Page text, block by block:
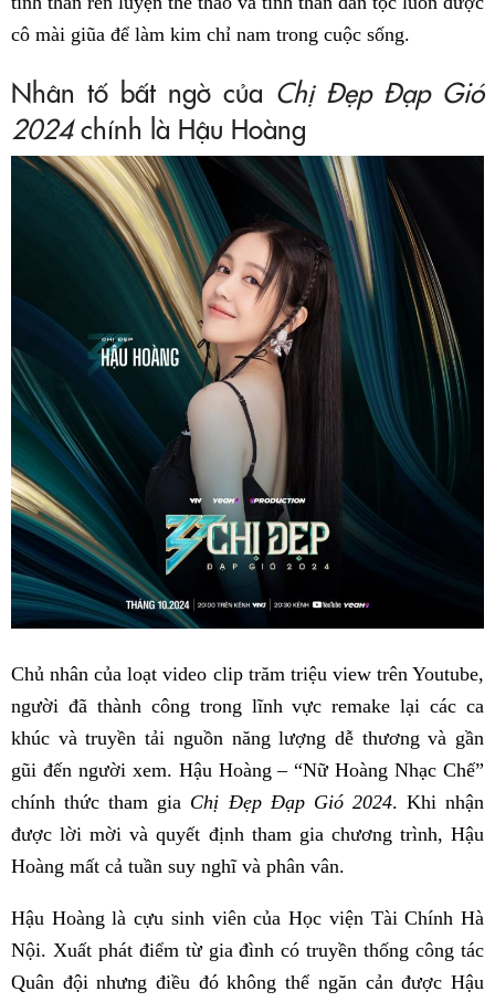
cô mài giũa để làm kim chỉ nam trong cuộc sống.
Nhân tố bất ngờ của Chị Đẹp Đạp Gió
2024chính là Hậu Hoàng
Chủ nhân của loạt video clip trăm triệu view trên Youtube,
người đã thành công trong lĩnh vực remake lại các ca
khúc và truyền tải nguồn năng lượng dễ thương và gần
gũi đến người xem. Hậu Hoàng – “Nữ Hoàng Nhạc Chế”
chính thức tham gia Chị Đẹp Đạp Gió 2024. Khi nhận
được lời mời và quyết định tham gia chương trình, Hậu
Hoàng mất cả tuần suy nghĩ và phân vân.
Hậu Hoàng là cựu sinh viên của Học viện Tài Chính Hà
Nội. Xuất phát điểm từ gia đình có truyền thống công tác
Quân đội nhưng điều đó không thể ngăn cản được Hậu